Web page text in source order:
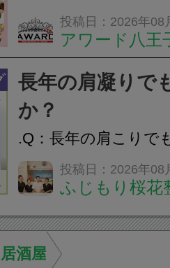
フエステを 思いっ
開催中
投稿日：2026年08
アワード八王
24時間ジム&
脱毛
長年の肩凝りで
か？
.Q：長年の肩こりで
か？A：はい、お任
性的な肩こりの原因
慣など様々です。痛
し、お一人おひとり
投稿日：2026年08
ふじもり桜花
居酒屋